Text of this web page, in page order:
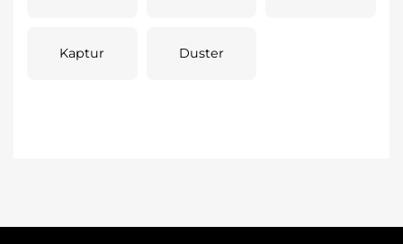
Kaptur Duster